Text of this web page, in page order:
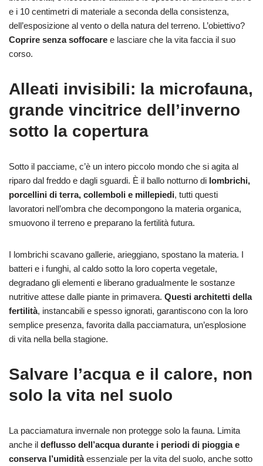
e i 10 centimetri di materiale a seconda della consistenza,
dell’esposizione al vento o della natura del terreno. L’obiettivo?
Coprire senza soffocare e lasciare che la vita faccia il suo
corso.
Alleati invisibili: la microfauna,
grande vincitrice dell’inverno
sotto la copertura
Sotto il pacciame, c’è un intero piccolo mondo che si agita al
riparo dal freddo e dagli sguardi. È il ballo notturno di lombrichi,
porcellini di terra, collemboli e millepiedi, tutti questi
lavoratori nell’ombra che decompongono la materia organica,
smuovono il terreno e preparano la fertilità futura.
I lombrichi scavano gallerie, arieggiano, spostano la materia. I
batteri e i funghi, al caldo sotto la loro coperta vegetale,
degradano gli elementi e liberano gradualmente le sostanze
nutritive attese dalle piante in primavera. Questi architetti della
fertilità, instancabili e spesso ignorati, garantiscono con la loro
semplice presenza, favorita dalla pacciamatura, un’esplosione
di vita nella bella stagione.
Salvare l’acqua e il calore, non
solo la vita nel suolo
La pacciamatura invernale non protegge solo la fauna. Limita
anche il deflusso dell’acqua durante i periodi di pioggia e
conserva l’umiditàessenziale per la vita del suolo, anche sotto